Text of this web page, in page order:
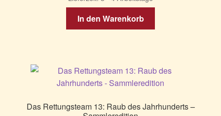
In den Warenkorb
Das Rettungsteam 13: Raub des Jahrhunderts –